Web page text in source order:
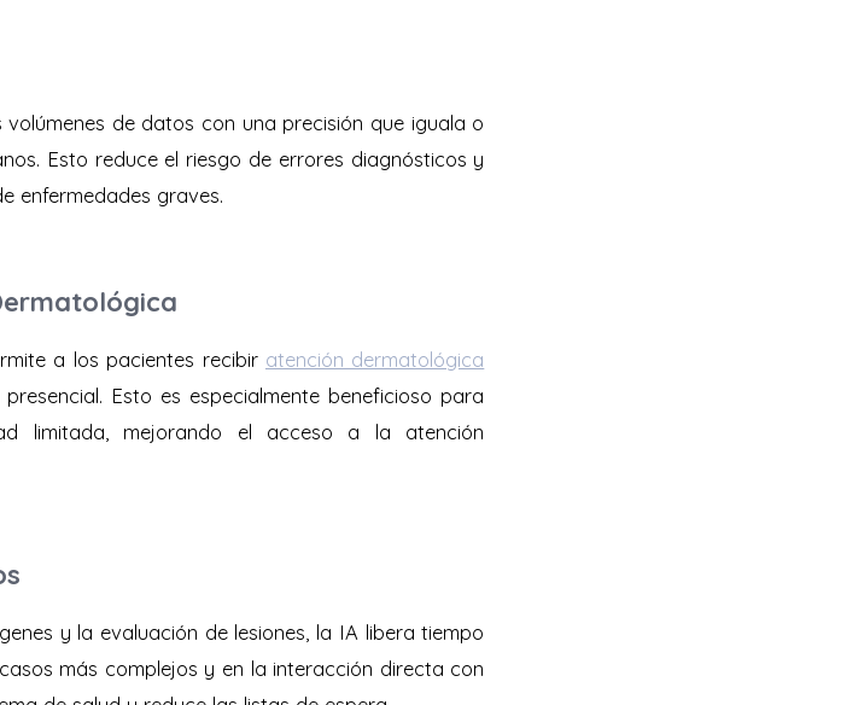
de datos con una precisión que iguala o
Esto reduce el riesgo de errores diagnósticos y
enfermedades graves.
a los pacientes recibir atención dermatológica
Esto es especialmente beneficioso para
limitada, mejorando el acceso a la atención
y la evaluación de lesiones, la IA libera tiempo
más complejos y en la interacción directa con